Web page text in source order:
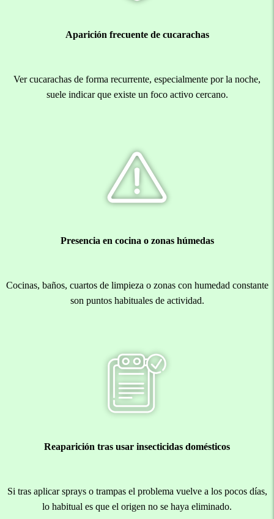
Aparición frecuente de cucarachas
Ver cucarachas de forma recurrente, especialmente por la noche,
suele indicar que existe un foco activo cercano.
Presencia en cocina o zonas húmedas
Cocinas, baños, cuartos de limpieza o zonas con humedad constante
son puntos habituales de actividad.
Reaparición tras usar insecticidas domésticos
Si tras aplicar sprays o trampas el problema vuelve a los pocos días,
lo habitual es que el origen no se haya eliminado.